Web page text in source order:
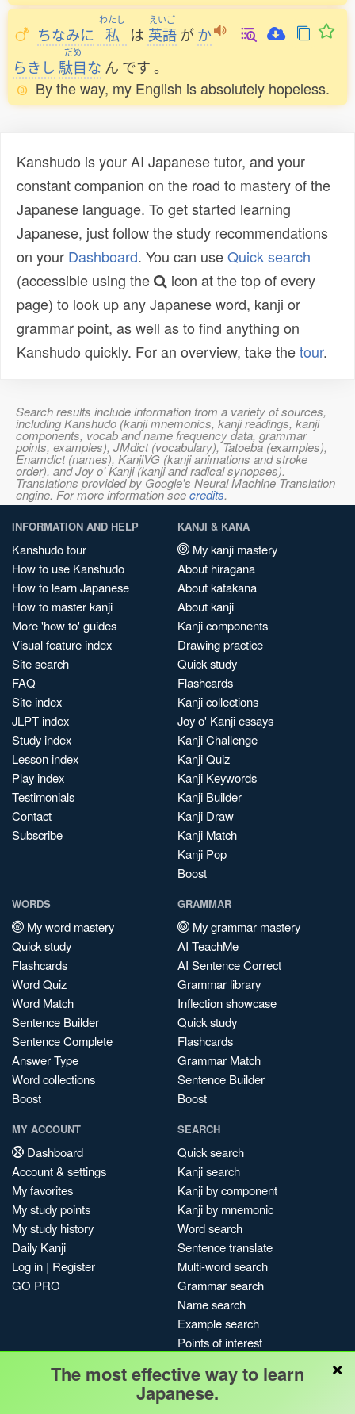
ちなみに
わたし
私 は
えいご
英語 がか
らきし
だめ
駄目な ん です。
By the way, my English is absolutely hopeless.
Kanshudo is your AI Japanese tutor, and your
constant companion on the road to mastery of the
Japanese language. To get started learning
Japanese, just follow the study recommendations
on your Dashboard. You can useQuick search
(accessible using the
icon at the top of every
page) to look up any Japanese word, kanji or
grammar point, as well as to find anything on
Kanshudo quickly. For an overview, take thetour.
Search results include information from a variety of sources,
including Kanshudo (kanji mnemonics, kanji readings, kanji
components, vocab and name frequency data, grammar
points, examples), JMdict (vocabulary), Tatoeba (examples),
Enamdict (names), KanjiVG (kanji animations and stroke
order), and Joy o' Kanji (kanji and radical synopses).
Translations provided by Google's Neural Machine Translation
engine. For more information seecredits.
INFORMATION AND HELP
Kanshudo tour
How to use Kanshudo
How to learn Japanese
How to master kanji
More 'how to' guides
Visual feature index
Site search
FAQ
Site index
JLPT index
Study index
Lesson index
Play index
Testimonials
Contact
Subscribe
KANJI & KANA
My kanji mastery
About hiragana
About katakana
About kanji
Kanji components
Drawing practice
Quick study
Flashcards
Kanji collections
Joy o' Kanji essays
Kanji Challenge
Kanji Quiz
Kanji Keywords
Kanji Builder
Kanji Draw
Kanji Match
Kanji Pop
Boost
WORDS
My word mastery
Quick study
Flashcards
Word Quiz
Word Match
Sentence Builder
Sentence Complete
Answer Type
Word collections
Boost
GRAMMAR
My grammar mastery
AI TeachMe
AI Sentence Correct
Grammar library
Inflection showcase
Quick study
Flashcards
Grammar Match
Sentence Builder
Boost
MY ACCOUNT
Dashboard
Account & settings
My favorites
My study points
My study history
Daily Kanji
Log in | Register
GO PRO
SEARCH
Quick search
Kanji search
Kanji by component
Kanji by mnemonic
Word search
Sentence translate
Multi-word search
Grammar search
Name search
Example search
Points of interest
My search history
Search index
×
The most effective way to learn
Japanese.